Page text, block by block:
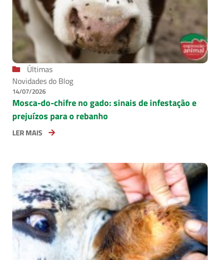
Últimas
Novidades do Blog
14/07/2026
Mosca-do-chifre no gado: sinais de infestação e
prejuízos para o rebanho
LER MAIS